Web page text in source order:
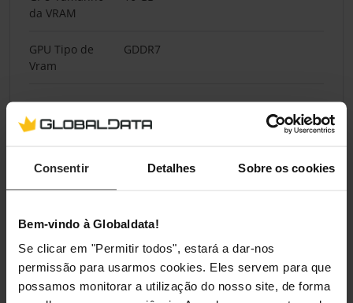
Consentir Detalhes Sobre os cookies
Bem-vindo à Globaldata!
Se clicar em "Permitir todos", estará a dar-nos
permissão para usarmos cookies. Eles servem para que
possamos monitorar a utilização do nosso site, de forma
da VRAM
GPU Tipo de
Vram
GDDR7
Ecrã
Ecrã
ecrã
Tipo de Painel
de Ecrã
OLED